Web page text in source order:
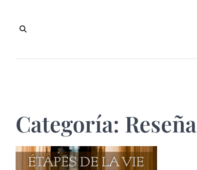
contenido
Categoría: Reseña